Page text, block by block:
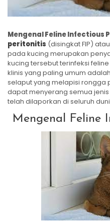
Mengenal Feline Infectious
peritonitis (disingkat FIP)
pada kucing merupakan
kucing tersebut terinfeksi
klinis yang paling umum
selaput yang melapisi rongga
dapat menyerang semua
telah dilaporkan di seluruh
Mengenal Feline